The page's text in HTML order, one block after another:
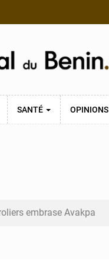
SANTÉ OPINIONS
embrase Avakpa